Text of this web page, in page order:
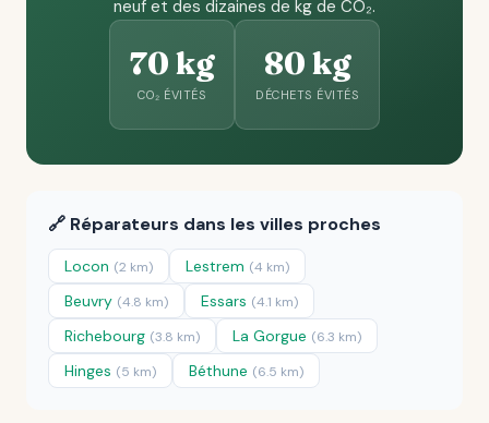
neuf et des dizaines de kg de CO₂.
70 kg
CO₂ ÉVITÉS
80 kg
DÉCHETS ÉVITÉS
🔗 Réparateurs dans les villes proches
Locon (2 km) Lestrem (4 km)
Beuvry (4.8 km) Essars (4.1 km)
Richebourg (3.8 km) La Gorgue (6.3 km)
Hinges (5 km) Béthune (6.5 km)